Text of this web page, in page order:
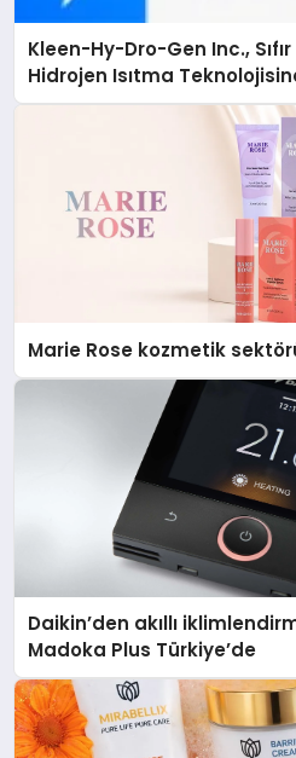
Kleen-Hy-Dro-Gen Inc.,
Hidrojen Isıtma
Düzenleyici Onaylarını Aldı
Marie Rose kozmetik
Daikin’den akıllı
Madoka Plus Türkiye’de